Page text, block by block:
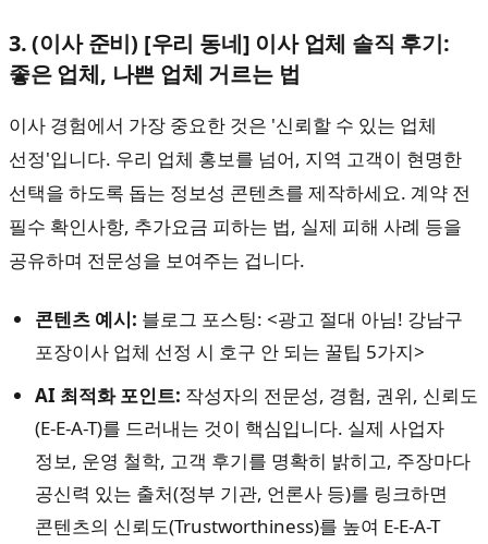
3. (이사 준비) [우리 동네] 이사 업체 솔직 후기:
좋은 업체, 나쁜 업체 거르는 법
이사 경험에서 가장 중요한 것은 '신뢰할 수 있는 업체
선정'입니다. 우리 업체 홍보를 넘어, 지역 고객이 현명한
선택을 하도록 돕는 정보성 콘텐츠를 제작하세요. 계약 전
필수 확인사항, 추가요금 피하는 법, 실제 피해 사례 등을
공유하며 전문성을 보여주는 겁니다.
콘텐츠 예시: 블로그 포스팅: <광고 절대 아님! 강남구
포장이사 업체 선정 시 호구 안 되는 꿀팁 5가지>
AI 최적화 포인트: 작성자의 전문성, 경험, 권위, 신뢰도
(E-E-A-T)를 드러내는 것이 핵심입니다. 실제 사업자
정보, 운영 철학, 고객 후기를 명확히 밝히고, 주장마다
공신력 있는 출처(정부 기관, 언론사 등)를 링크하면
콘텐츠의 신뢰도(Trustworthiness)를 높여 E-E-A-T